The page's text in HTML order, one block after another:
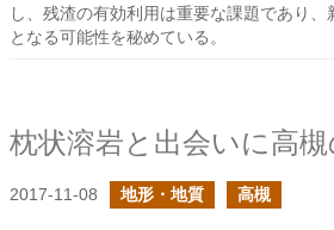
し、残渣の有効利用は重要な課題であり、
となる可能性を秘めている。
枕状溶岩と出会いに高槻
2017-11-08 地形・地質 高槻